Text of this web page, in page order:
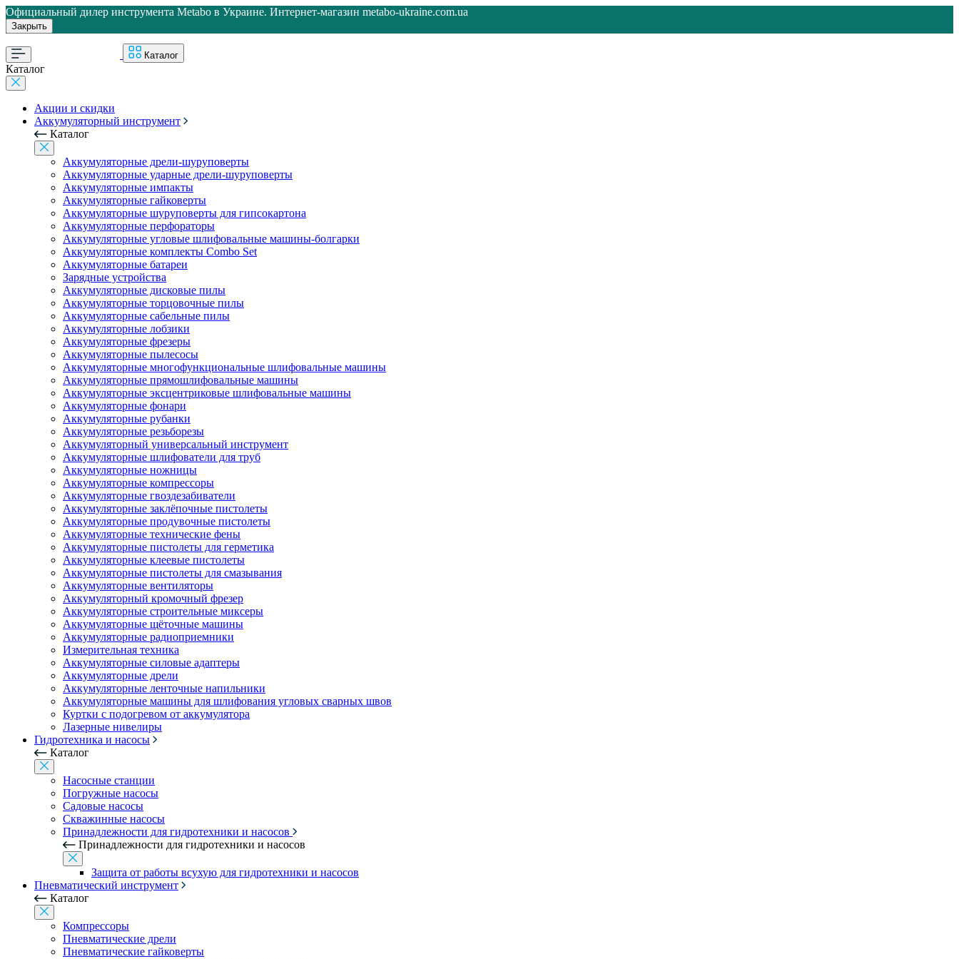
Официальный дилер инструмента Metabo в Украине. Интернет-магазин metabo-ukraine.com.ua
Закрыть
Каталог
Каталог
Акции и скидки
Аккумуляторный инструмент
Каталог
Аккумуляторные дрели-шуруповерты
Аккумуляторные ударные дрели-шуруповерты
Аккумуляторные импакты
Аккумуляторные гайковерты
Аккумуляторные шуруповерты для гипсокартона
Аккумуляторные перфораторы
Аккумуляторные угловые шлифовальные машины-болгарки
Аккумуляторные комплекты Combo Set
Аккумуляторные батареи
Зарядные устройства
Аккумуляторные дисковые пилы
Аккумуляторные торцовочные пилы
Аккумуляторные сабельные пилы
Аккумуляторные лобзики
Аккумуляторные фрезеры
Аккумуляторные пылесосы
Аккумуляторные многофункциональные шлифовальные машины
Аккумуляторные прямошлифовальные машины
Аккумуляторные эксцентриковые шлифовальные машины
Аккумуляторные фонари
Аккумуляторные рубанки
Аккумуляторные резьборезы
Аккумуляторный универсальный инструмент
Аккумуляторные шлифователи для труб
Аккумуляторные ножницы
Аккумуляторные компрессоры
Аккумуляторные гвоздезабиватели
Аккумуляторные заклёпочные пистолеты
Аккумуляторные продувочные пистолеты
Аккумуляторные технические фены
Аккумуляторные пистолеты для герметика
Аккумуляторные клеевые пистолеты
Аккумуляторные пистолеты для смазывания
Аккумуляторные вентиляторы
Аккумуляторный кромочный фрезер
Аккумуляторные строительные миксеры
Аккумуляторные щёточные машины
Аккумуляторные радиоприемники
Измерительная техника
Аккумуляторные силовые адаптеры
Аккумуляторные дрели
Аккумуляторные ленточные напильники
Аккумуляторные машины для шлифования угловых сварных швов
Куртки с подогревом от аккумулятора
Лазерные нивелиры
Гидротехника и насосы
Каталог
Насосные станции
Погружные насосы
Садовые насосы
Скважинные насосы
Принадлежности для гидротехники и насосов
Принадлежности для гидротехники и насосов
Защита от работы всухую для гидротехники и насосов
Пневматический инструмент
Каталог
Компрессоры
Пневматические дрели
Пневматические гайковерты